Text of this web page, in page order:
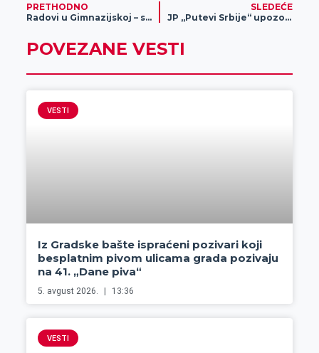
PRETHODNO
Radovi u Gimnazijskoj – sanirane oštećene rešetke
SLEDEĆE
JP „Putevi Srbije“ upozorava vozače
POVEZANE VESTI
VESTI
Iz Gradske bašte ispraćeni pozivari koji
besplatnim pivom ulicama grada pozivaju
na 41. „Dane piva“
5. avgust 2026. 13:36
VESTI